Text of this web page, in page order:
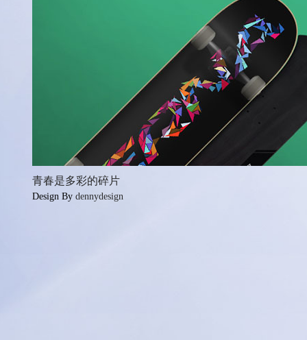
青春是多彩的碎片
Design By dennydesign